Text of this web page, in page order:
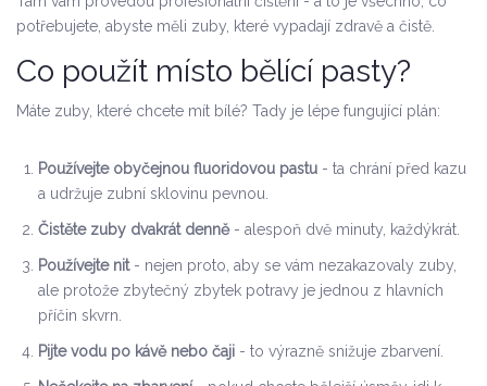
potřebujete, abyste měli zuby, které vypadají zdravě a čistě.
Co použít místo bělící pasty?
Máte zuby, které chcete mít bílé? Tady je lépe fungující plán:
Používejte obyčejnou fluoridovou pastu - ta chrání před kazu
a udržuje zubní sklovinu pevnou.
Čistěte zuby dvakrát denně- alespoň dvě minuty, každýkrát.
Používejte nit- nejen proto, aby se vám nezakazovaly zuby,
ale protože zbytečný zbytek potravy je jednou z hlavních
příčin skvrn.
Pijte vodu po kávě nebo čaji - to výrazně snižuje zbarvení.